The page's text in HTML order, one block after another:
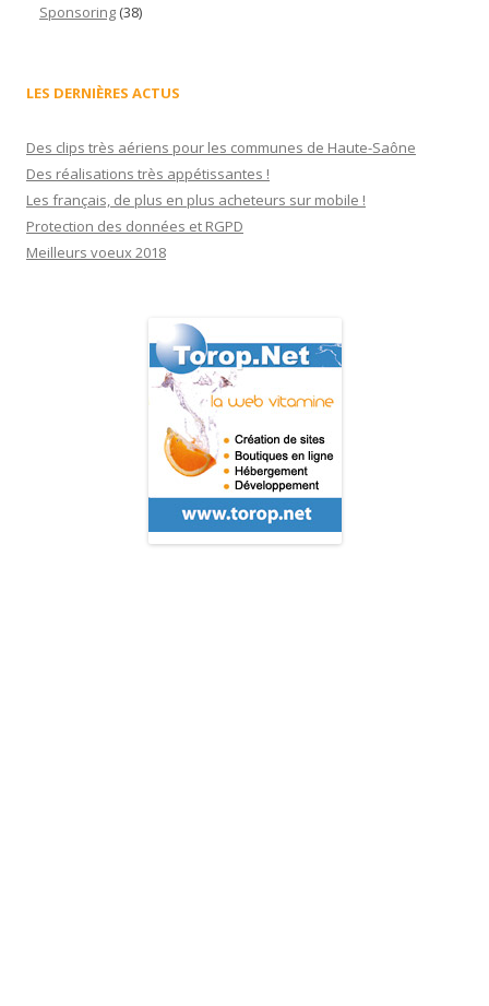
Sponsoring (38)
LES DERNIÈRES ACTUS
Des clips très aériens pour les communes de Haute-Saône
Des réalisations très appétissantes !
Les français, de plus en plus acheteurs sur mobile !
Protection des données et RGPD
Meilleurs voeux 2018